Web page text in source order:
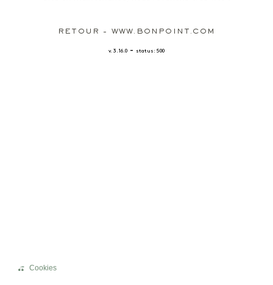
RETOUR - WWW.BONPOINT.COM
v. 3.16.0 - status: 500